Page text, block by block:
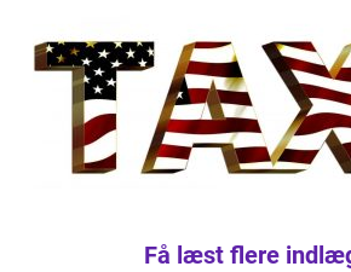
Få læst flere